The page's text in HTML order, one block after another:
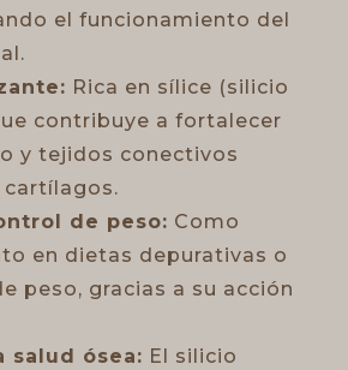
el funcionamiento del
Rica en sílice (silicio
contribuye a fortalecer
y tejidos conectivos
de peso: Como
en dietas depurativas o
peso, gracias a su acción
salud ósea: El silicio